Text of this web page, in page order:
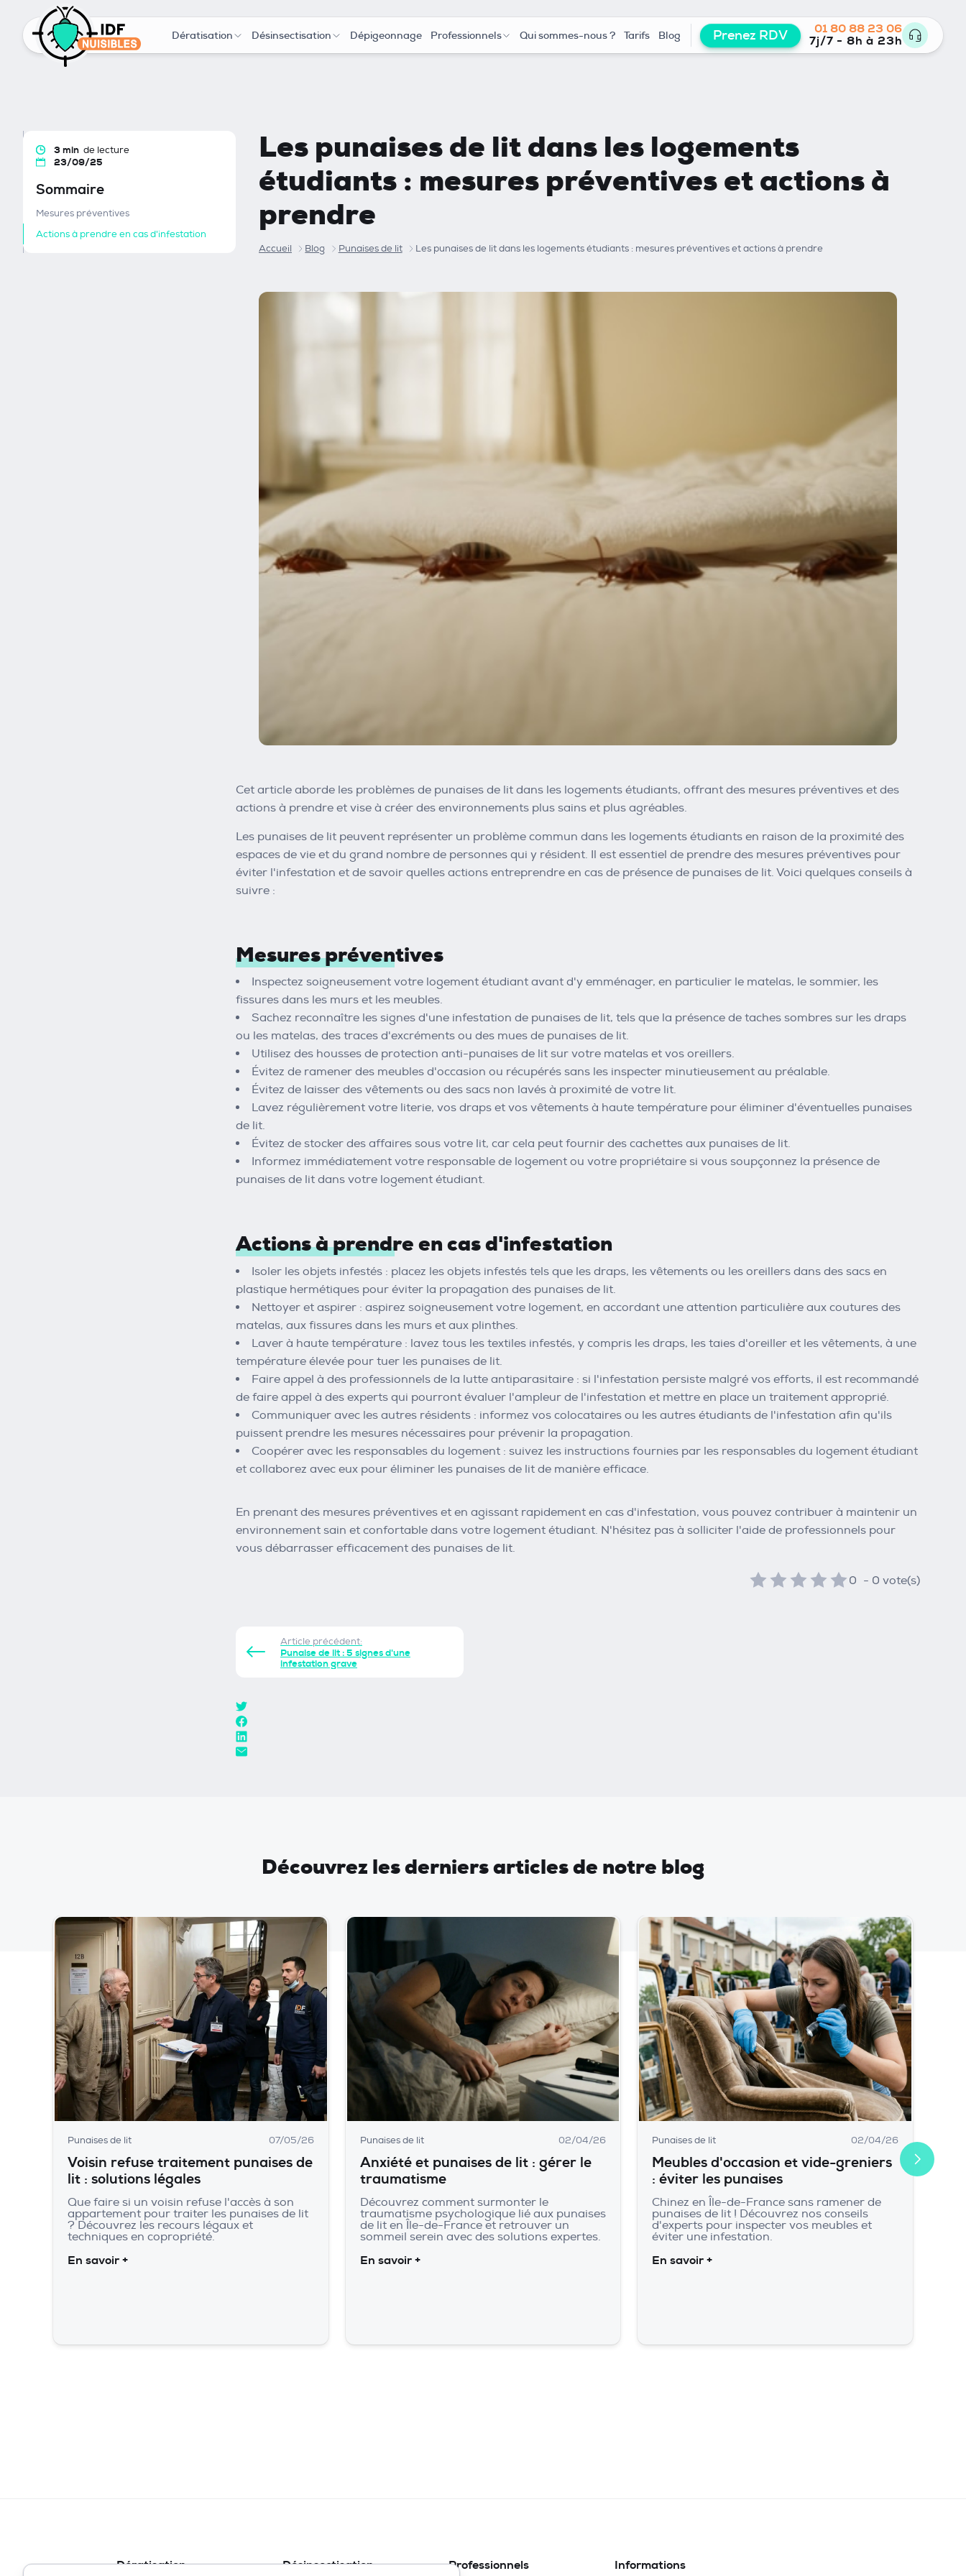
Dératisation Désinsectisation Dépigeonnage Professionnels Qui sommes-nous ? Tarifs Blog Prenez RDV
01 80 88 23 06
7j/7 - 8h à 23h
3 min de lecture
23/09/25
Sommaire
Mesures préventives
Actions à prendre en cas d'infestation
Les punaises de lit dans les logements
étudiants : mesures préventives et actions à
prendre
Accueil Blog Punaises de lit Les punaises de lit dans les logements étudiants : mesures préventives et actions à prendre
Cet article aborde les problèmes de punaises de lit dans les logements étudiants, offrant des mesures préventives et des
actions à prendre et vise à créer des environnements plus sains et plus agréables.
Les punaises de lit peuvent représenter un problème commun dans les logements étudiants en raison de la proximité des
espaces de vie et du grand nombre de personnes qui y résident. Il est essentiel de prendre des mesures préventives pour
éviter l'infestation et de savoir quelles actions entreprendre en cas de présence de punaises de lit. Voici quelques conseils à
suivre :
Mesures préventives
Inspectez soigneusement votre logement étudiant avant d'y emménager, en particulier le matelas, le sommier, les
fissures dans les murs et les meubles.
Sachez reconnaître les signes d'une infestation de punaises de lit, tels que la présence de taches sombres sur les draps
ou les matelas, des traces d'excréments ou des mues de punaises de lit.
Utilisez des housses de protection anti-punaises de lit sur votre matelas et vos oreillers.
Évitez de ramener des meubles d'occasion ou récupérés sans les inspecter minutieusement au préalable.
Évitez de laisser des vêtements ou des sacs non lavés à proximité de votre lit.
Lavez régulièrement votre literie, vos draps et vos vêtements à haute température pour éliminer d'éventuelles punaises
de lit.
Évitez de stocker des affaires sous votre lit, car cela peut fournir des cachettes aux punaises de lit.
Informez immédiatement votre responsable de logement ou votre propriétaire si vous soupçonnez la présence de
punaises de lit dans votre logement étudiant.
Actions à prendre en cas d'infestation
Isoler les objets infestés : placez les objets infestés tels que les draps, les vêtements ou les oreillers dans des sacs en
plastique hermétiques pour éviter la propagation des punaises de lit.
Nettoyer et aspirer : aspirez soigneusement votre logement, en accordant une attention particulière aux coutures des
matelas, aux fissures dans les murs et aux plinthes.
Laver à haute température : lavez tous les textiles infestés, y compris les draps, les taies d'oreiller et les vêtements, à une
température élevée pour tuer les punaises de lit.
Faire appel à des professionnels de la lutte antiparasitaire : si l'infestation persiste malgré vos efforts, il est recommandé
de faire appel à des experts qui pourront évaluer l'ampleur de l'infestation et mettre en place un traitement approprié.
Communiquer avec les autres résidents : informez vos colocataires ou les autres étudiants de l'infestation afin qu'ils
puissent prendre les mesures nécessaires pour prévenir la propagation.
Coopérer avec les responsables du logement : suivez les instructions fournies par les responsables du logement étudiant
et collaborez avec eux pour éliminer les punaises de lit de manière efficace.
En prenant des mesures préventives et en agissant rapidement en cas d'infestation, vous pouvez contribuer à maintenir un
environnement sain et confortable dans votre logement étudiant. N'hésitez pas à solliciter l'aide de professionnels pour
vous débarrasser efficacement des punaises de lit.
0 - 0 vote(s)
Article précédent:
Punaise de lit : 5 signes d'une
infestation grave
Découvrez les derniers articles de notre blog
Punaises de lit 07/05/26
Voisin refuse traitement punaises de
lit : solutions légales
Que faire si un voisin refuse l'accès à son
appartement pour traiter les punaises de lit
? Découvrez les recours légaux et
techniques en copropriété.
En savoir +
Punaises de lit 02/04/26
Anxiété et punaises de lit : gérer le
traumatisme
Découvrez comment surmonter le
traumatisme psychologique lié aux punaises
de lit en Île-de-France et retrouver un
sommeil serein avec des solutions expertes.
En savoir +
Punaises de lit 02/04/26
Meubles d'occasion et vide-greniers
: éviter les punaises
Chinez en Île-de-France sans ramener de
punaises de lit ! Découvrez nos conseils
d'experts pour inspecter vos meubles et
éviter une infestation.
En savoir +
Dératisation Désinsectisation Professionnels Informations